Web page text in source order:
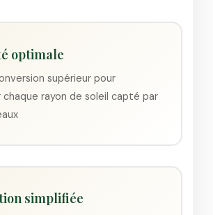
optimale
supérieur pour
chaque rayon de soleil capté par
simplifiée